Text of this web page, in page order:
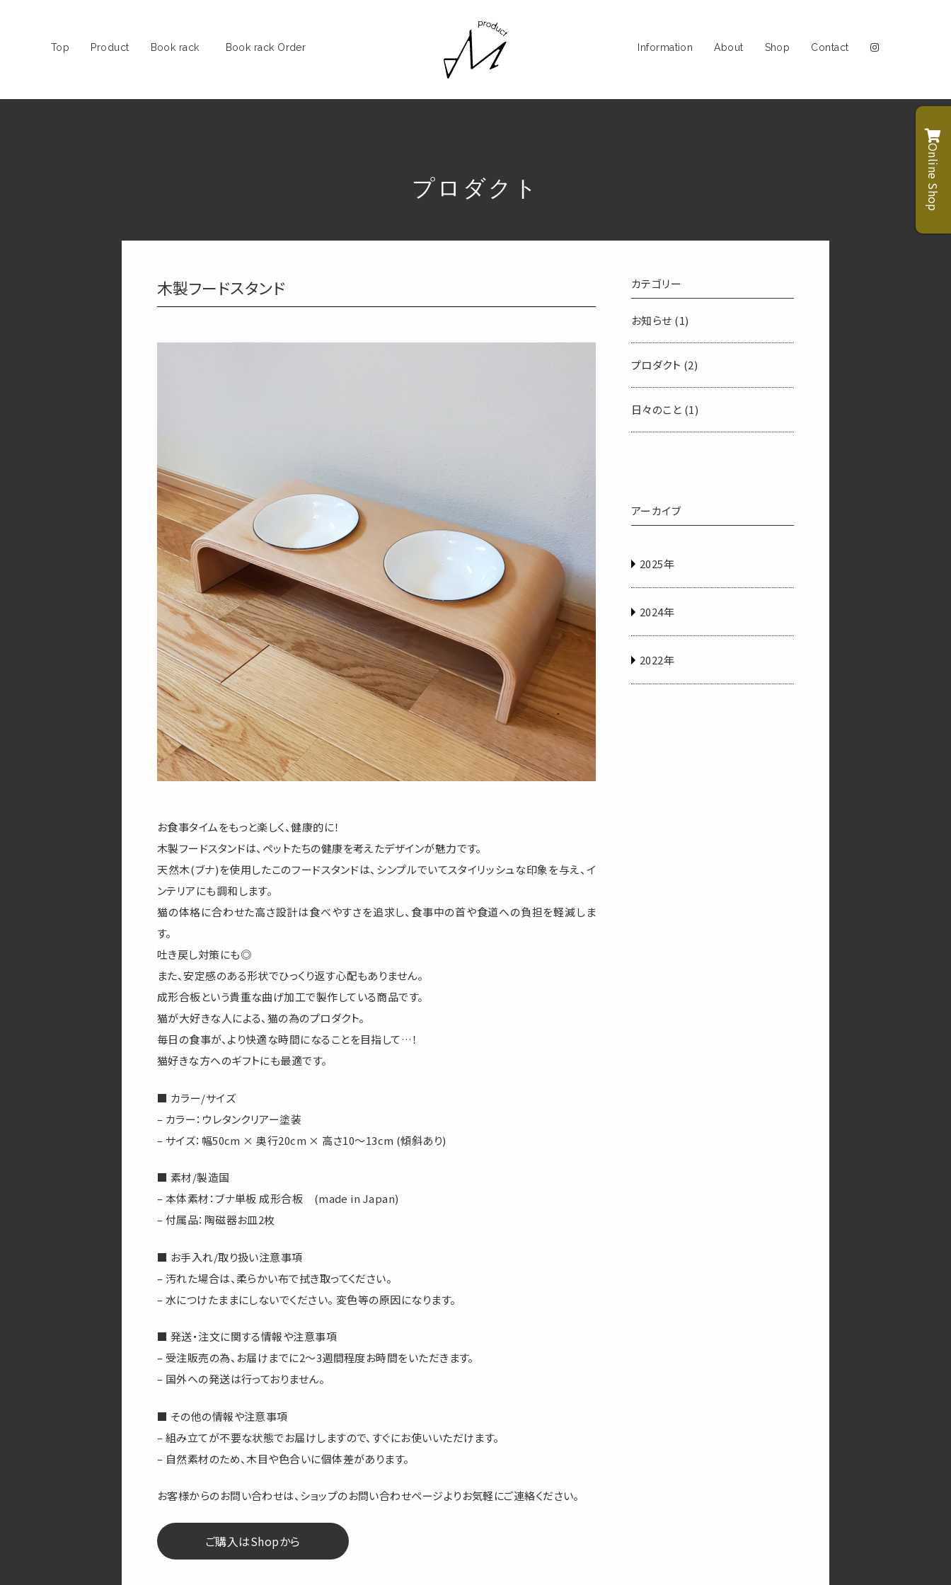
Top Product Book rack Book rack Order Information About Shop Contact
プロダクト
木製フードスタンド
お食事タイムをもっと楽しく、健康的に！
木製フードスタンドは、ペットたちの健康を考えたデザインが魅力です。
天然木(ブナ)を使用したこのフードスタンドは、シンプルでいてスタイリッシュな印象を与え、イ
ンテリアにも調和します。
猫の体格に合わせた高さ設計は食べやすさを追求し、食事中の首や食道への負担を軽減しま
す。
吐き戻し対策にも◎
また、安定感のある形状でひっくり返す心配もありません。
成形合板という貴重な曲げ加工で製作している商品です。
猫が大好きな人による、猫の為のプロダクト。
毎日の食事が、より快適な時間になることを目指して…！
猫好きな方へのギフトにも最適です。
■ カラー/サイズ
– カラー：ウレタンクリアー塗装
– サイズ：幅50cm × 奥行20cm × 高さ10～13cm (傾斜あり)
■ 素材/製造国
– 本体素材：ブナ単板 成形合板 (made in Japan)
– 付属品：陶磁器お皿2枚
■ お手入れ/取り扱い注意事項
– 汚れた場合は、柔らかい布で拭き取ってください。
– 水につけたままにしないでください。 変色等の原因になります。
■ 発送・注文に関する情報や注意事項
– 受注販売の為、お届けまでに2～3週間程度お時間をいただきます。
– 国外への発送は行っておりません。
■ その他の情報や注意事項
– 組み立てが不要な状態でお届けしますので、すぐにお使いいただけます。
– 自然素材のため、木目や色合いに個体差があります。
お客様からのお問い合わせは、ショップのお問い合わせページよりお気軽にご連絡ください。
ご購入はShopから
カテゴリー
お知らせ (1)
プロダクト (2)
日々のこと (1)
アーカイブ
2025年
2024年
2022年
Online Shop